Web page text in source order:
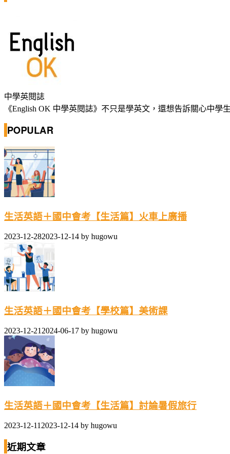
中學英閱誌
《English OK 中學英閱誌》不只是學英文，還想告訴關心中
POPULAR
生活英語＋國中會考【生活篇】火車上廣播
2023-12-282023-12-14 by hugowu
生活英語＋國中會考【學校篇】美術課
2023-12-21 2024-06-17 by hugowu
生活英語＋國中會考【生活篇】討論暑假旅行
2023-12-11 2023-12-14 by hugowu
近期文章